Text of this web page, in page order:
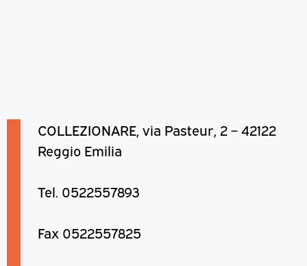
COLLEZIONARE, via Pasteur, 2 – 42122
Reggio Emilia
Tel. 0522557893
Fax 0522557825